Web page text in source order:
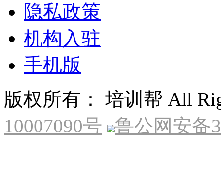
隐私政策
机构入驻
手机版
版权所有： 培训帮 All
10007090号
鲁公网安备